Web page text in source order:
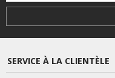
SERVICE À LA CLIENTÈLE